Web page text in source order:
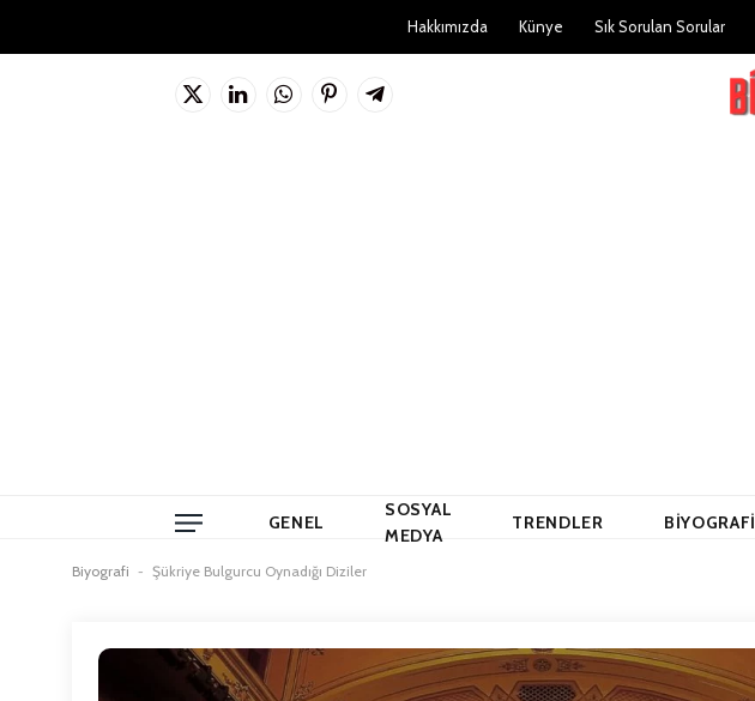
Hakkımızda Künye Sık Sorulan Sorular
X
LinkedInWhatsAppPinterest'in
Telgraf
GENEL
SOSYAL
MEDYA
TRENDLER BIYOGRAFI
Biyografi - Şükriye Bulgurcu Oynadığı Diziler